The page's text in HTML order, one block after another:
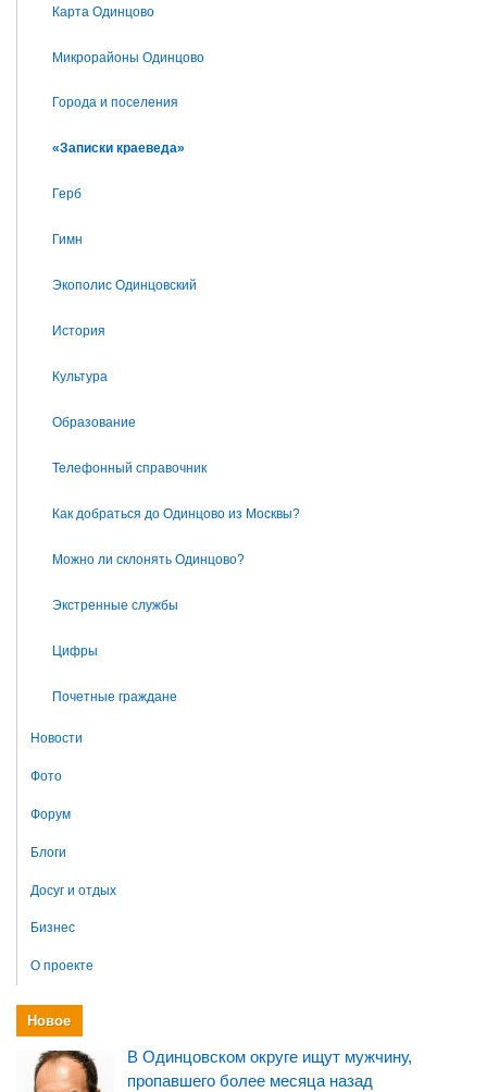
Карта Одинцово
Микрорайоны Одинцово
Города и поселения
«Записки краеведа»
Герб
Гимн
Экополис Одинцовский
История
Культура
Образование
Телефонный справочник
Как добраться до Одинцово из Москвы?
Можно ли склонять Одинцово?
Экстренные службы
Цифры
Почетные граждане
Новости
Фото
Форум
Блоги
Досуг и отдых
Бизнес
О проекте
Новое
В Одинцовском округе ищут мужчину,
пропавшего более месяца назад